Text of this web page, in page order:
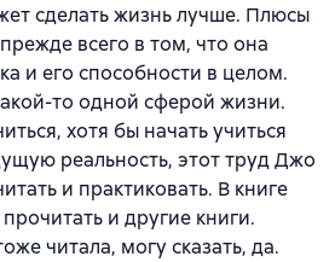
сделать жизнь лучше. Плюсы
всего в том, что она
и его способности в целом.
то одной сферой жизни.
хотя бы начать учиться
реальность, этот труд Джо
и практиковать. В книге
и другие книги.
читала, могу сказать, да.